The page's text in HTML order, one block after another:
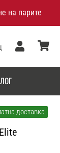
на парите
Потребител
доставка